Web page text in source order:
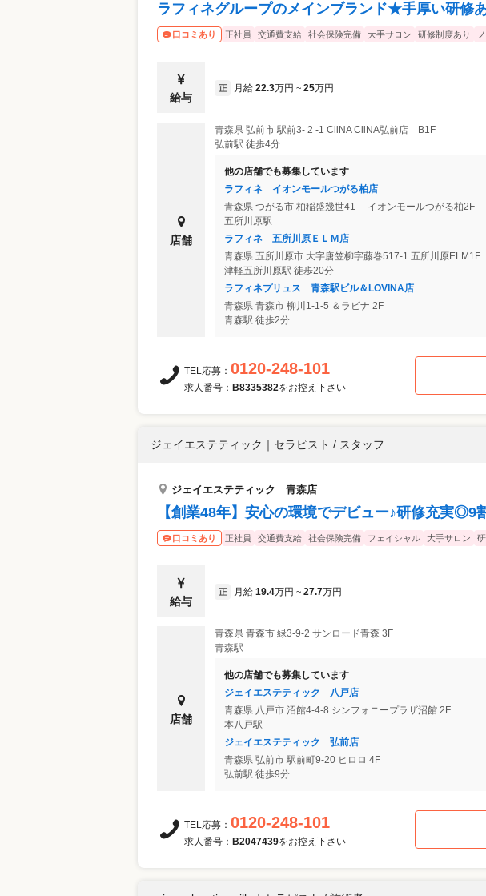
ラフィネグループのメインブランド★手厚い研
口コミあり 正社員 交通費支給 社会保険完備 大手サロン 研修制度あり
給与
正 月給 22.3万円 ~ 25万円
店舗
青森県 弘前市 駅前3- 2 -1 CiiNA CiiNA弘前店 B1F
弘前駅 徒歩4分
他の店舗でも募集しています
ラフィネ イオンモールつがる柏店
青森県 つがる市 柏稲盛幾世41 イオンモールつがる柏2F
五所川原駅
ラフィネ 五所川原ＥＬＭ店
青森県 五所川原市 大字唐笠柳字藤巻517-1 五所川原ELM1F
津軽五所川原駅 徒歩20分
ラフィネプリュス 青森駅ビル＆LOVINA店
青森県 青森市 柳川1-1-5 ＆ラビナ 2F
青森駅 徒歩2分
TEL応募： 0120-248-101
求人番号： B8335382をお控え下さい
ジェイエステティック ｜ セラピスト / スタッフ
ジェイエステティック 青森店
【創業48年】安心の環境でデビュー♪研修充実◎9
口コミあり 正社員 交通費支給 社会保険完備 フェイシャル 大手サロン
給与
正 月給 19.4万円 ~ 27.7万円
店舗
青森県 青森市 緑3-9-2 サンロード青森 3F
青森駅
他の店舗でも募集しています
ジェイエステティック 八戸店
青森県 八戸市 沼館4-4-8 シンフォニープラザ沼館 2F
本八戸駅
ジェイエステティック 弘前店
青森県 弘前市 駅前町9-20 ヒロロ 4F
弘前駅 徒歩9分
TEL応募： 0120-248-101
求人番号： B2047439をお控え下さい